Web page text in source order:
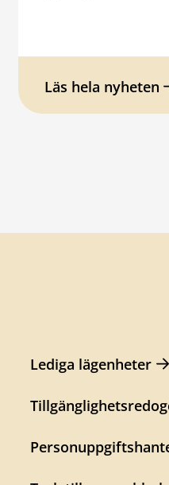
Läs hela nyheten
Lediga lägenheter